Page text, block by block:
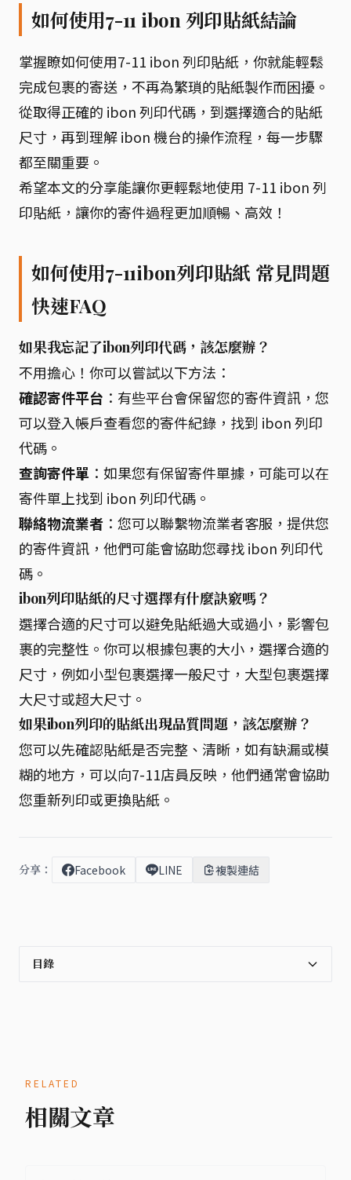
如何使用7-11 ibon 列印貼紙結論
掌握瞭如何使用7-11 ibon 列印貼紙，你就能輕鬆
完成包裹的寄送，不再為繁瑣的貼紙製作而困擾。
從取得正確的 ibon 列印代碼，到選擇適合的貼紙
尺寸，再到理解 ibon 機台的操作流程，每一步驟
都至關重要。
希望本文的分享能讓你更輕鬆地使用 7-11 ibon 列
印貼紙，讓你的寄件過程更加順暢、高效！
如何使用7-11ibon列印貼紙 常見問題
快速FAQ
如果我忘記了ibon列印代碼，該怎麼辦？
不用擔心！你可以嘗試以下方法：
確認寄件平台 ：有些平台會保留您的寄件資訊，您
可以登入帳戶查看您的寄件紀錄，找到 ibon 列印
代碼。
查詢寄件單 ：如果您有保留寄件單據，可能可以在
寄件單上找到 ibon 列印代碼。
聯絡物流業者 ：您可以聯繫物流業者客服，提供您
的寄件資訊，他們可能會協助您尋找 ibon 列印代
碼。
ibon列印貼紙的尺寸選擇有什麼訣竅嗎？
選擇合適的尺寸可以避免貼紙過大或過小，影響包
裹的完整性。你可以根據包裹的大小，選擇合適的
尺寸，例如小型包裹選擇一般尺寸，大型包裹選擇
大尺寸或超大尺寸。
如果ibon列印的貼紙出現品質問題，該怎麼辦？
您可以先確認貼紙是否完整、清晰，如有缺漏或模
糊的地方，可以向7-11店員反映，他們通常會協助
您重新列印或更換貼紙。
分享： Facebook LINE 複製連結
目錄
RELATED
相關文章